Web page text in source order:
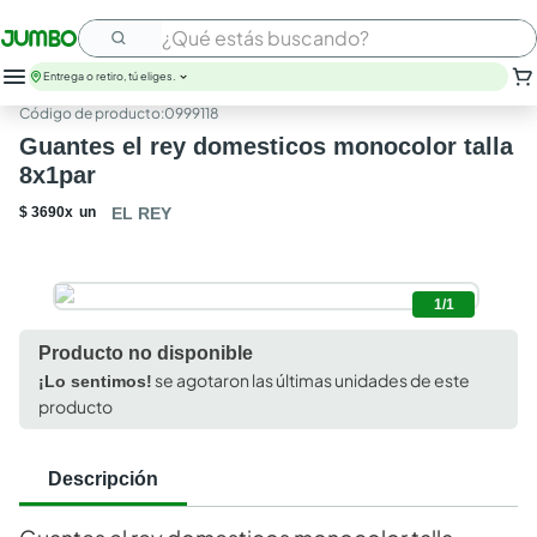
¿Qué estás buscando?
Entrega o retiro, tú eliges.
:0999118
Guantes el rey domesticos monocolor talla
8x1par
$ 3690x un EL REY
1/1
Producto no disponible
¡Lo sentimos!se agotaron las últimas unidades de este
producto
Descripción